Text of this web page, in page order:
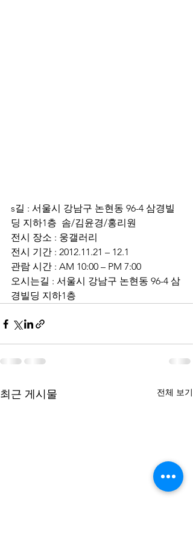
s길 : 서울시 강남구 논현동 96-4 삼경빌
딩 지하1층  솜/김윤경/홍리원
전시 장소 : 웅갤러리
전시 기간 : 2012.11.21 – 12.1
관람 시간 : AM 10:00 – PM 7:00
오시는길 : 서울시 강남구 논현동 96-4 삼
경빌딩 지하1층
최근 게시물 전체 보기